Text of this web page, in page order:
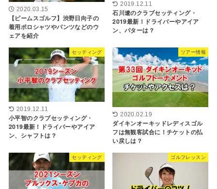
2020.03.15
【ビームスゴルフ】渋野日向子の
着用ポロシャツやパンツなどのウ
ェアを紹介
2019.12.11
石川遼のクラブセッティング・
2019最新！ドライバーやアイア
ン、パターは？
セッティング
2019.12.11
小平智のクラブセッティング・
2019最新！ドライバーやアイア
ン、シャフトは？
ツアー情報
2020.02.19
ダイキンオーキッドレディスゴル
フは無観客試合に！チケットの払
い戻しは？
セッティング ゴルフレッスン